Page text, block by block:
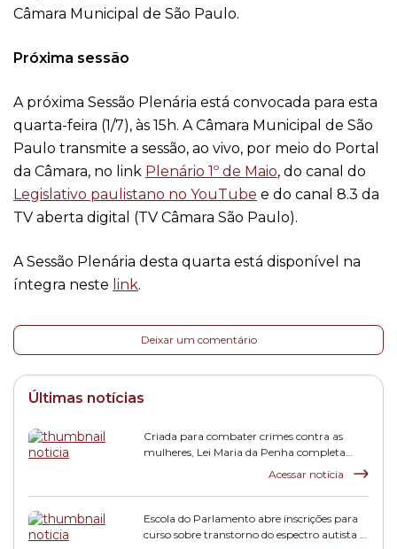
Câmara Municipal de São Paulo.
Próxima sessão
A próxima Sessão Plenária está convocada para esta
quarta-feira (1/7), às 15h. A Câmara Municipal de São
Paulo transmite a sessão, ao vivo, por meio do Portal
da Câmara, no link Plenário 1º de Maio, do canal do
Legislativo paulistano no YouTube e do canal 8.3 da
TV aberta digital (TV Câmara São Paulo).
A Sessão Plenária desta quarta está disponível na
íntegra neste link.
Deixar um comentário
Últimas notícias
Criada para combater crimes contra as
mulheres, Lei Maria da Penha completa
Acessar notícia
Escola do Parlamento abre inscrições para
curso sobre transtorno do espectro autista e